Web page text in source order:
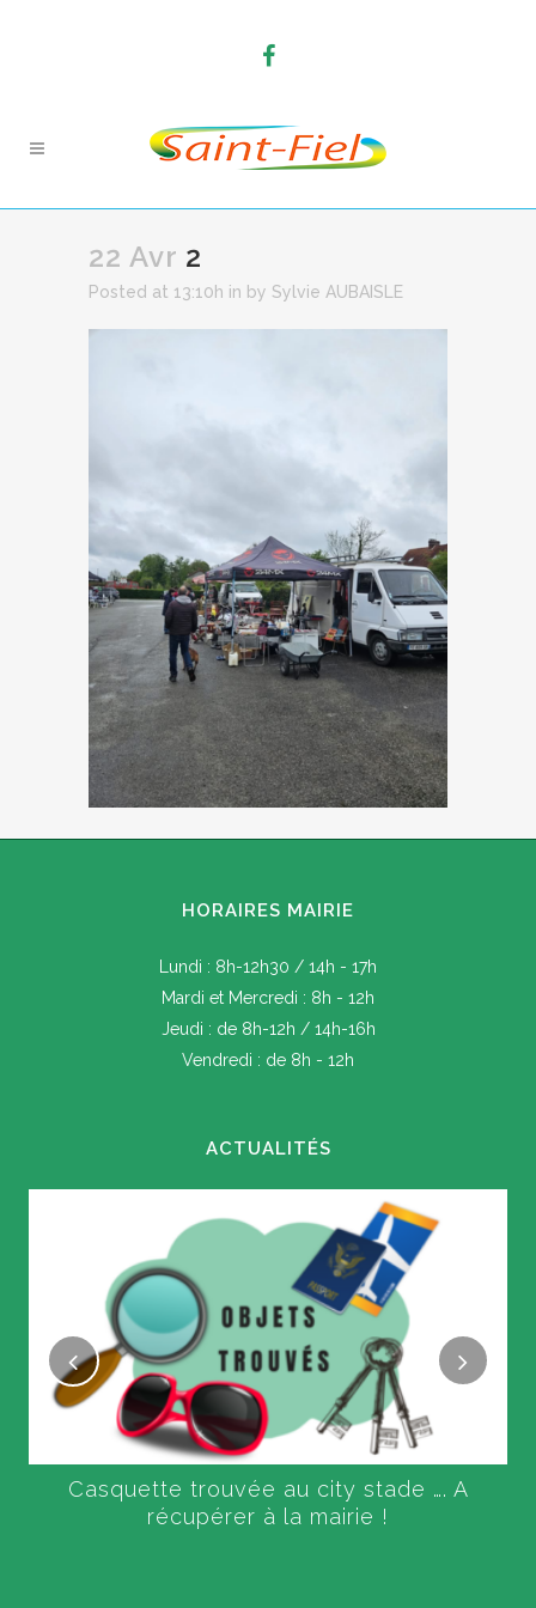
22 Avr 2
Posted at 13:10h in by Sylvie AUBAISLE
HORAIRES MAIRIE
Lundi : 8h-12h30 / 14h - 17h
Mardi et Mercredi : 8h - 12h
Jeudi : de 8h-12h / 14h-16h
Vendredi : de 8h - 12h
ACTUALITÉS
Casquette trouvée au city stade …. A
récupérer à la mairie !